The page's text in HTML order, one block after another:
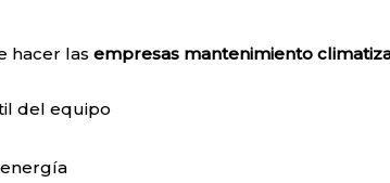
hacer lasempresas mantenimiento
del equipo